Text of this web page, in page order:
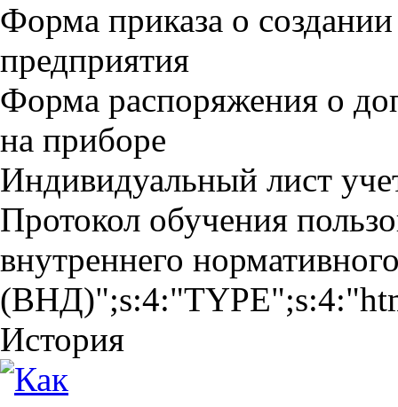
Форма приказа о
предприятия
Форма распоряжения о
на приборе
Индивидуальный лист
Протокол обучения
внутреннего
История